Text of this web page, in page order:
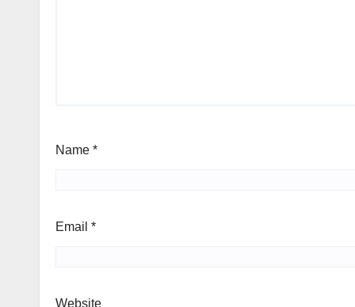
Name *
Email *
Website